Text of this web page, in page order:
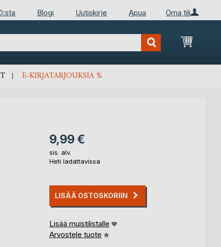
Oma tili
Blogi Uutiskirje Apua
E-KIRJATARJOUKSIA %
9,99 €
sis. alv.
Heti ladattavissa
LISÄÄ OSTOSKORIIN
Lisää muistilistalle
Arvostele tuote